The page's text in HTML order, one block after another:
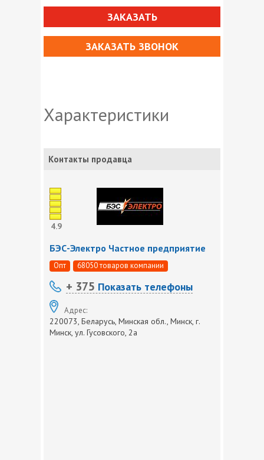
ЗАКАЗАТЬ
ЗАКАЗАТЬ ЗВОНОК
Характеристики
Контакты продавца
4.9
БЭС-Электро Частное предприятие
Опт 68050 товаров компании
+ 375 Показать телефоны
Адрес:
220073, Беларусь, Минская обл., Минск, г.
Минск, ул. Гусовского, 2а